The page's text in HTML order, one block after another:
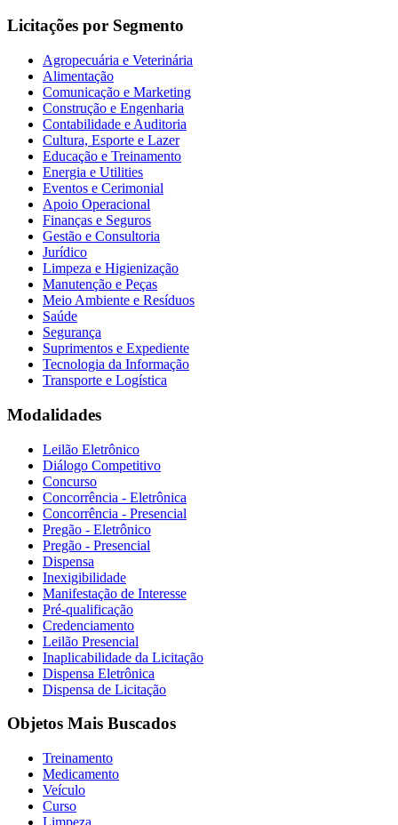
Licitações por Segmento
Agropecuária e Veterinária
Alimentação
Comunicação e Marketing
Construção e Engenharia
Contabilidade e Auditoria
Cultura, Esporte e Lazer
Educação e Treinamento
Energia e Utilities
Eventos e Cerimonial
Apoio Operacional
Finanças e Seguros
Gestão e Consultoria
Jurídico
Limpeza e Higienização
Manutenção e Peças
Meio Ambiente e Resíduos
Saúde
Segurança
Suprimentos e Expediente
Tecnologia da Informação
Transporte e Logística
Modalidades
Leilão Eletrônico
Diálogo Competitivo
Concurso
Concorrência - Eletrônica
Concorrência - Presencial
Pregão - Eletrônico
Pregão - Presencial
Dispensa
Inexigibilidade
Manifestação de Interesse
Pré-qualificação
Credenciamento
Leilão Presencial
Inaplicabilidade da Licitação
Dispensa Eletrônica
Dispensa de Licitação
Objetos Mais Buscados
Treinamento
Medicamento
Veículo
Curso
Limpeza